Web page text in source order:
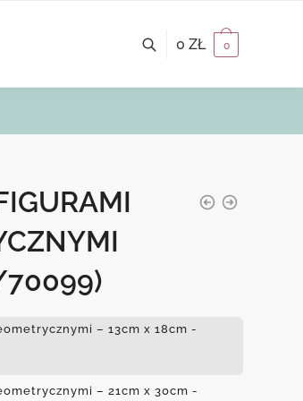
0 ZŁ 0
70099)
– 13cm x 18cm -
– 21cm x 30cm -